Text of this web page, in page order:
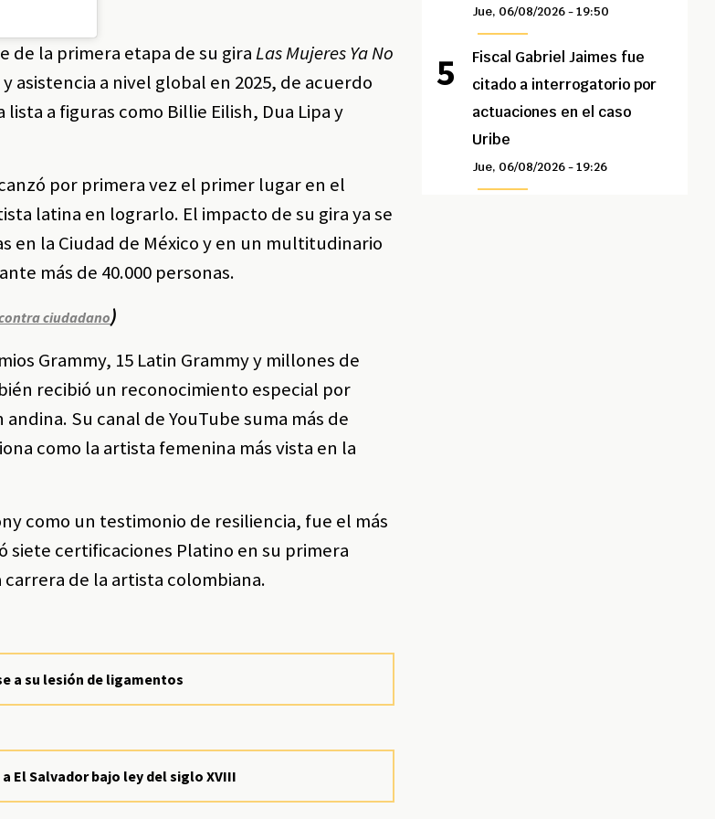
de la primera etapa de su giraLas Mujeres Ya No
asistencia a nivel global en 2025, de acuerdo
a figuras como Billie Eilish, Dua Lipa y
por primera vez el primer lugar en el
latina en lograrlo. El impacto de su gira ya se
en la Ciudad de México y en un multitudinario
más de 40.000 personas.
ciudadano)
Grammy, 15 Latin Grammy y millones de
recibió un reconocimiento especial por
Su canal de YouTube suma más de
como la artista femenina más vista en la
como un testimonio de resiliencia, fue el más
siete certificaciones Platino en su primera
de la artista colombiana.
a su lesión de ligamentos
El Salvador bajo ley del siglo XVIII
Jue, 06/08/2026 - 19:50
Fiscal Gabriel Jaimes fue
citado a interrogatorio por
actuaciones en el caso
Uribe
Jue, 06/08/2026 - 19:26